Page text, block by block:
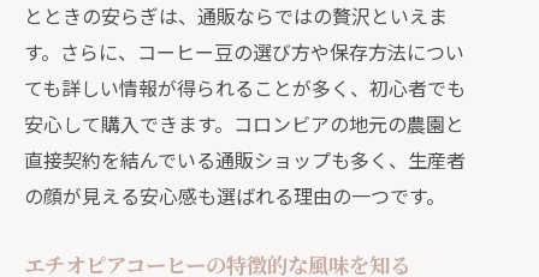
とときの安らぎは、通販ならではの贅沢といえま
す。さらに、コーヒー豆の選び方や保存方法につい
ても詳しい情報が得られることが多く、初心者でも
安心して購入できます。コロンビアの地元の農園と
直接契約を結んでいる通販ショップも多く、生産者
の顔が見える安心感も選ばれる理由の一つです。
エチオピアコーヒーの特徴的な風味を知る